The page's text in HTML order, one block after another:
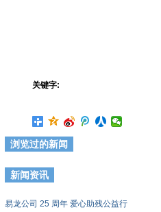
关键字:
浏览过的新闻
新闻资讯
易龙公司 25 周年 爱心助残公益行